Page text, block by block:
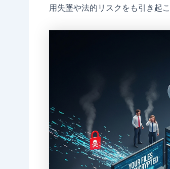
用失墜や法的リスクをも引き起